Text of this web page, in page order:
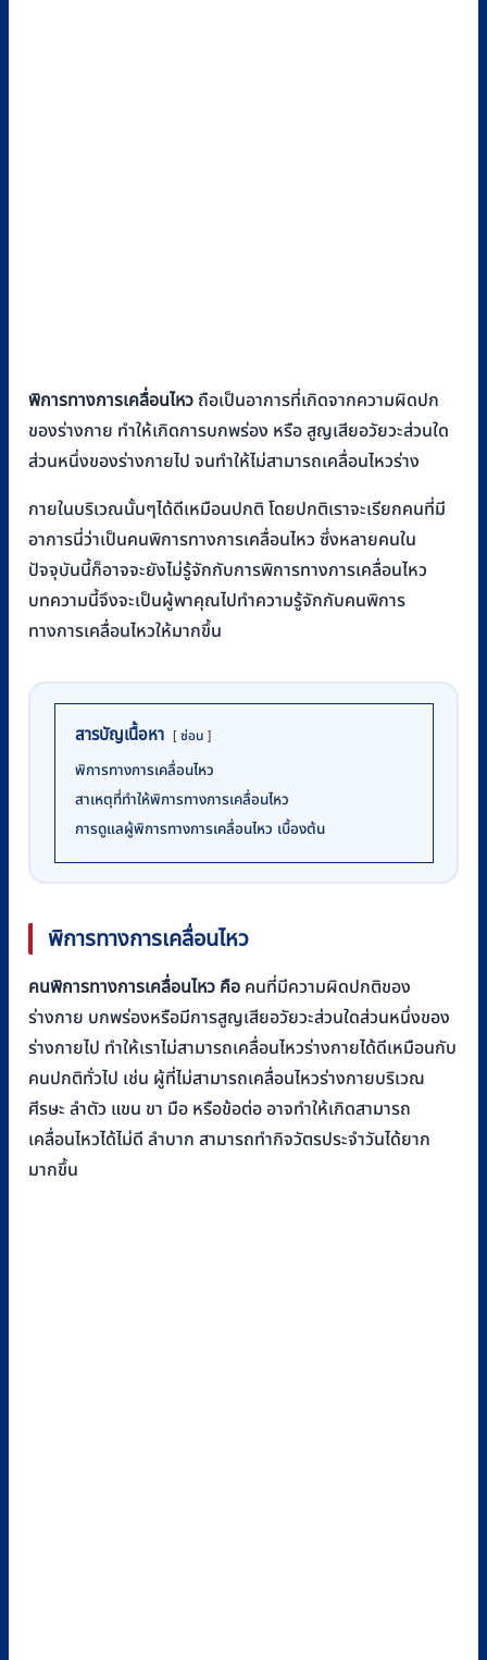
พิการทางการเคลื่อนไหว ถือเป็นอาการที่เกิดจากความผิดปก
ของร่างกาย ทำให้เกิดการบกพร่อง หรือ สูญเสียอวัยวะส่วนใด
ส่วนหนึ่งของร่างกายไป จนทำให้ไม่สามารถเคลื่อนไหวร่าง
กายในบริเวณนั้นๆได้ดีเหมือนปกติ โดยปกติเราจะเรียกคนที่มี
อาการนี่ว่าเป็นคนพิการทางการเคลื่อนไหว ซึ่งหลายคนใน
ปัจจุบันนี้ก็อาจจะยังไม่รู้จักกับการพิการทางการเคลื่อนไหว
บทความนี้จึงจะเป็นผู้พาคุณไปทำความรู้จักกับคนพิการ
ทางการเคลื่อนไหวให้มากขึ้น
สารบัญเนื้อหา ซ่อน
พิการทางการเคลื่อนไหว
สาเหตุที่ทำให้พิการทางการเคลื่อนไหว
การดูแลผู้พิการทางการเคลื่อนไหว เบื้องต้น
พิการทางการเคลื่อนไหว
คนพิการทางการเคลื่อนไหว คือ คนที่มีความผิดปกติของ
ร่างกาย บกพร่องหรือมีการสูญเสียอวัยวะส่วนใดส่วนหนึ่งของ
ร่างกายไป ทำให้เราไม่สามารถเคลื่อนไหวร่างกายได้ดีเหมือนกับ
คนปกติทั่วไป เช่น ผู้ที่ไม่สามารถเคลื่อนไหวร่างกายบริเวณ
ศีรษะ ลำตัว แขน ขา มือ หรือข้อต่อ อาจทำให้เกิดสามารถ
เคลื่อนไหวได้ไม่ดี ลำบาก สามารถทำกิจวัตรประจำวันได้ยาก
มากขึ้น